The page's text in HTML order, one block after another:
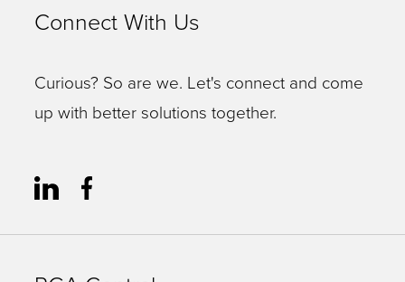
Connect With Us
Curious? So are we. Let's connect and come
up with better solutions together.